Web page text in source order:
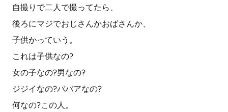
自撮りで二人で撮ってたら、
後ろにマジでおじさんかおばさんか、
子供かっていう。
これは子供なの?
女の子なの?男なの?
ジジイなの?ババアなの?
何なの?この人。